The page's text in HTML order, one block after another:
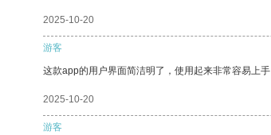
2025-10-20
游客
这款app的用户界面简洁明了，使用起来非常容易上
2025-10-20
游客